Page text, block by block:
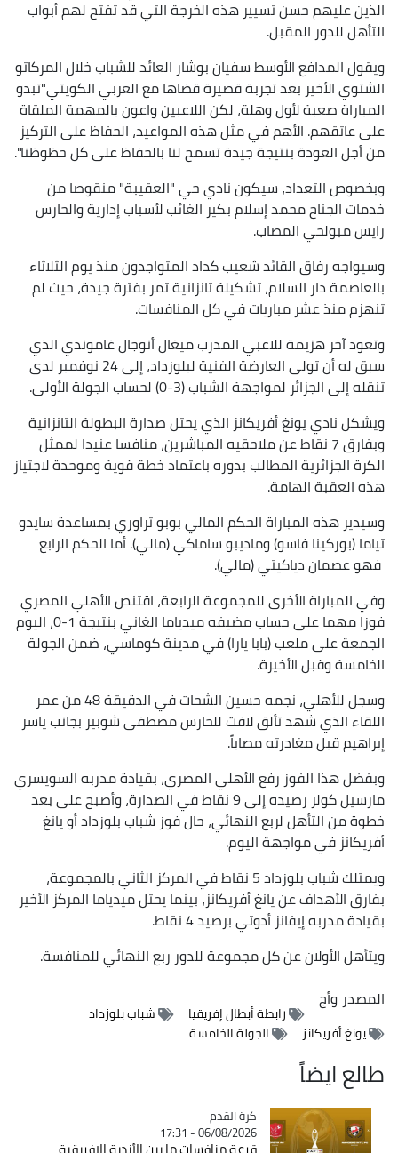
الذين عليهم حسن تسيير هذه الخرجة التي قد تفتح لهم أبواب
التأهل للدور المقبل.
ويقول المدافع الأوسط سفيان بوشار العائد للشباب خلال المركاتو
الشتوي الأخير بعد تجربة قصيرة قضاها مع العربي الكويتي"تبدو
المباراة صعبة لأول وهلة، لكن اللاعبين واعون بالمهمة الملقاة
على عاتقهم. الأهم في مثل هذه المواعيد، الحفاظ على التركيز
من أجل العودة بنتيجة جيدة تسمح لنا بالحفاظ على كل حظوظنا".
وبخصوص التعداد، سيكون نادي حي "العقيبة" منقوصا من
خدمات الجناح محمد إسلام بكير الغائب لأسباب إدارية والحارس
رايس مبولحي المصاب.
وسيواجه رفاق القائد شعيب كداد المتواجدون منذ يوم الثلاثاء
بالعاصمة دار السلام، تشكيلة تانزانية تمر بفترة جيدة، حيث لم
تنهزم منذ عشر مباريات في كل المنافسات.
وتعود آخر هزيمة للاعبي المدرب ميغال أنوجال غاموندي الذي
سبق له أن تولى العارضة الفنية لبلوزداد، إلى 24 نوفمبر لدى
تنقله إلى الجزائر لمواجهة الشباب (3-0) لحساب الجولة الأولى.
ويشكل نادي يونغ أفريكانز الذي يحتل صدارة البطولة التانزانية
وبفارق 7 نقاط عن ملاحقيه المباشرين، منافسا عنيدا لممثل
الكرة الجزائرية المطالب بدوره باعتماد خطة قوية وموحدة لاجتياز
هذه العقبة الهامة.
وسيدير هذه المباراة الحكم المالي بوبو تراوري بمساعدة سايدو
تياما (بوركينا فاسو) وماديبو ساماكي (مالي). أما الحكم الرابع
فهو عصمان دياكيتي (مالي).
وفي المباراة الأخرى للمجموعة الرابعة، اقتنص الأهلي المصري
فوزا مهما على حساب مضيفه ميدياما الغاني بنتيجة 1-0، اليوم
الجمعة على ملعب (بابا يارا) في مدينة كوماسي، ضمن الجولة
الخامسة وقبل الأخيرة.
وسجل للأهلي، نجمه حسين الشحات في الدقيقة 48 من عمر
اللقاء الذي شهد تألق لافت للحارس مصطفى شوبير بجانب ياسر
إبراهيم قبل مغادرته مصاباً.
وبفضل هذا الفوز رفع الأهلي المصري، بقيادة مدربه السويسري
مارسيل كولر رصيده إلى 9 نقاط في الصدارة، وأصبح على بعد
خطوة من التأهل لربع النهائي، حال فوز شباب بلوزداد أو يانغ
أفريكانز في مواجهة اليوم.
ويمتلك شباب بلوزداد 5 نقاط في المركز الثاني بالمجموعة،
بفارق الأهداف عن يانغ أفريكانز، بينما يحتل ميدياما المركز الأخير
بقيادة مدربه إيفانز أدوتي برصيد 4 نقاط.
ويتأهل الأولان عن كل مجموعة للدور ربع النهائي للمنافسة.
المصدروأج
رابطة أبطال إفريقيا
شباب بلوزداد
يونغ أفريكانز
الجولة الخامسة
طالع ايضاً
Catégorie
كرة القدم
06/08/2026 - 17:31